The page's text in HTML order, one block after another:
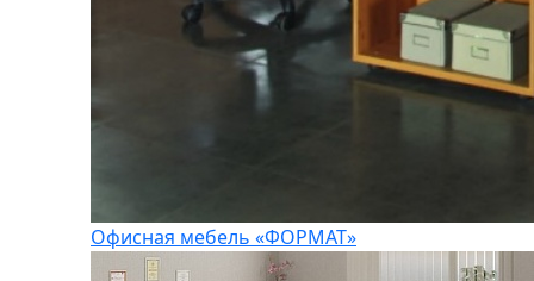
Офисная мебель «ФОРМАТ»